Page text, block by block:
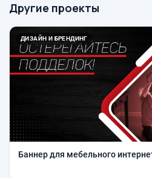
Другие проекты
ДИЗАЙН И БРЕНДИНГ
Баннер для мебельного